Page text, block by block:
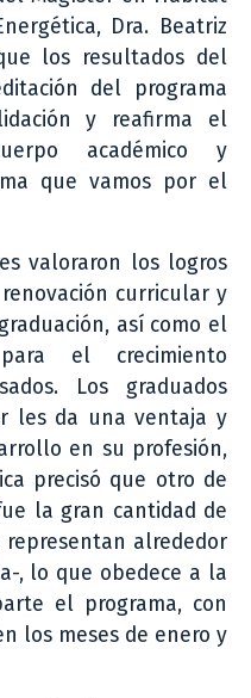
Dra. Beatriz
los resultados del
del programa
y reafirma el
académico y
que vamos por el
valoraron los logros
curricular y
así como el
el crecimiento
Los graduados
les da una ventaja y
en su profesión,
precisó que otro de
la gran cantidad de
alrededor
, lo que obedece a la
el programa, con
los meses de enero y